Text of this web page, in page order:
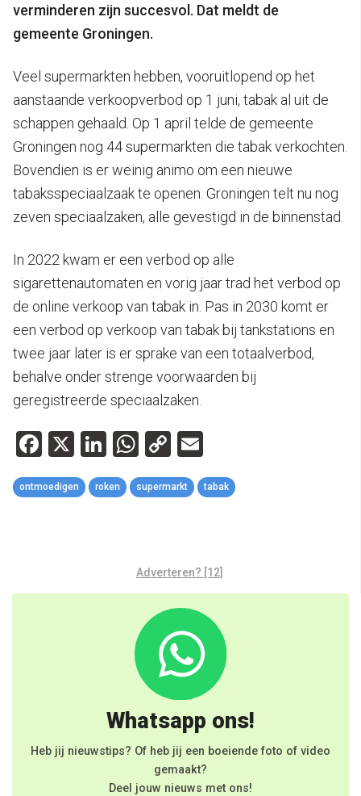
verminderen zijn succesvol. Dat meldt de
gemeente Groningen.
Veel supermarkten hebben, vooruitlopend op het
aanstaande verkoopverbod op 1 juni, tabak al uit de
schappen gehaald. Op 1 april telde de gemeente
Groningen nog 44 supermarkten die tabak verkochten.
Bovendien is er weinig animo om een nieuwe
tabaksspeciaalzaak te openen. Groningen telt nu nog
zeven speciaalzaken, alle gevestigd in de binnenstad.
In 2022 kwam er een verbod op alle
sigarettenautomaten en vorig jaar trad het verbod op
de online verkoop van tabak in. Pas in 2030 komt er
een verbod op verkoop van tabak bij tankstations en
twee jaar later is er sprake van een totaalverbod,
behalve onder strenge voorwaarden bij
geregistreerde speciaalzaken.
Facebook
X LinkedIn
WhatsApp
Copy
Link
ontmoedigen roken supermarkt tabak
Adverteren? [12]
Whatsapp ons!
Heb jij nieuwstips? Of heb jij een boeiende foto of video
gemaakt?
Deel jouw nieuws met ons!